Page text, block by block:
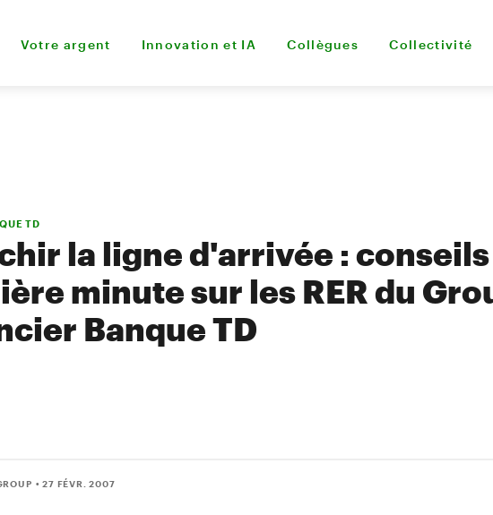
Votre argent Innovation et IA Collègues Collectivité
TD
la ligne d'arrivée :
minute sur les RER du
Banque TD
• 27 FÉVR. 2007